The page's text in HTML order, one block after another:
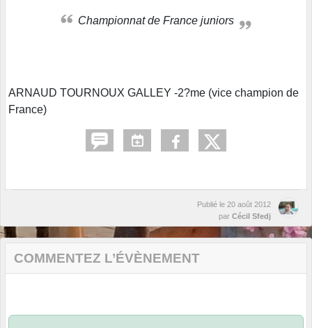
Championnat de France juniors
ARNAUD TOURNOUX GALLEY -2?me (vice champion de
France)
Publié le 20 août 2012
par Cécil Sfedj
COMMENTEZ L’ÉVÈNEMENT